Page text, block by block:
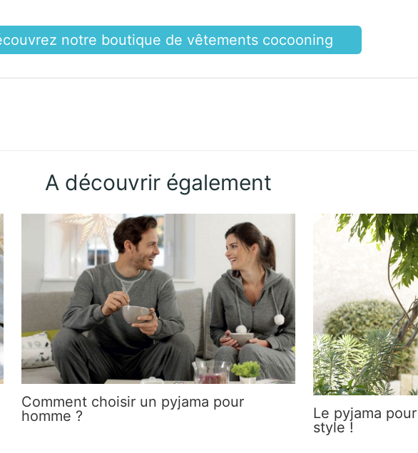
notre boutique de vêtements cocooning
A découvrir également
Comment choisir un pyjama pour
homme ?
Le pyjama
style !